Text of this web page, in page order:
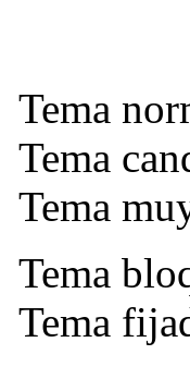
Tema
Tema
Tema
Tema
Tema